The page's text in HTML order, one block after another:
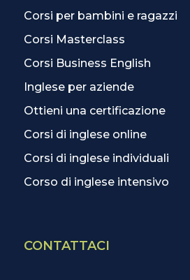
Corsi per bambini e ragazzi
Corsi Masterclass
Corsi Business English
Inglese per aziende
Ottieni una certificazione
Corsi di inglese online
Corsi di inglese individuali
Corso di inglese intensivo
CONTATTACI